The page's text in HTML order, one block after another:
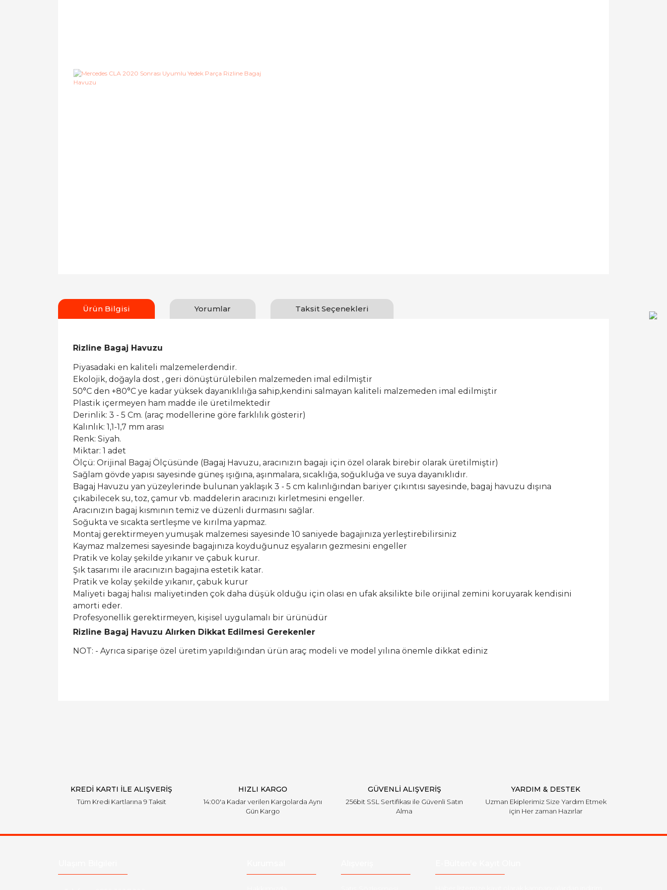
Ürün Bilgisi Yorumlar Taksit Seçenekleri
Rizline Bagaj Havuzu
Piyasadaki en kaliteli malzemelerdendir.
Ekolojik, doğayla dost , geri dönüştürülebilen malzemeden imal edilmiştir
50°C den +80°C ye kadar yüksek dayanıklılığa sahip,kendini salmayan kaliteli malzemeden imal edilmiştir
Plastik içermeyen ham madde ile üretilmektedir
Derinlik: 3 - 5 Cm. (araç modellerine göre farklılık gösterir)
Kalınlık: 1,1-1,7 mm arası
Renk: Siyah.
Miktar: 1 adet
Ölçü: Orijinal Bagaj Ölçüsünde (Bagaj Havuzu, aracınızın bagajı için özel olarak birebir olarak üretilmiştir)
Sağlam gövde yapısı sayesinde güneş ışığına, aşınmalara, sıcaklığa, soğukluğa ve suya dayanıklıdır.
Bagaj Havuzu yan yüzeylerinde bulunan yaklaşık 3 - 5 cm kalınlığından bariyer çıkıntısı sayesinde, bagaj havuzu dışına
çıkabilecek su, toz, çamur vb. maddelerin aracınızı kirletmesini engeller.
Aracınızın bagaj kısmının temiz ve düzenli durmasını sağlar.
Soğukta ve sıcakta sertleşme ve kırılma yapmaz.
Montaj gerektirmeyen yumuşak malzemesi sayesinde 10 saniyede bagajınıza yerleştirebilirsiniz
Kaymaz malzemesi sayesinde bagajınıza koyduğunuz eşyaların gezmesini engeller
Pratik ve kolay şekilde yıkanır ve çabuk kurur.
Şık tasarımı ile aracınızın bagajına estetik katar.
Pratik ve kolay şekilde yıkanır, çabuk kurur
Maliyeti bagaj halısı maliyetinden çok daha düşük olduğu için olası en ufak aksilikte bile orijinal zemini koruyarak kendisini
amorti eder.
Profesyonellik gerektirmeyen, kişisel uygulamalı bir ürünüdür
Rizline Bagaj Havuzu Alırken Dikkat Edilmesi Gerekenler
NOT: - Ayrıca siparişe özel üretim yapıldığından ürün araç modeli ve model yılına önemle dikkat ediniz
KREDİ KARTI İLE ALIŞVERİŞ
Tüm Kredi Kartlarına 9 Taksit
HIZLI KARGO
14:00'a Kadar verilen Kargolarda Aynı
Gün Kargo
GÜVENLİ ALIŞVERİŞ
256bit SSL Sertifikası ile Güvenli Satın
Alma
YARDIM & DESTEK
Uzman Ekiplerimiz Size Yardım Etmek
için Her zaman Hazırlar